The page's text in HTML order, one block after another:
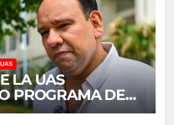
UAS
LA UAS
PROGRAMA DE
Y